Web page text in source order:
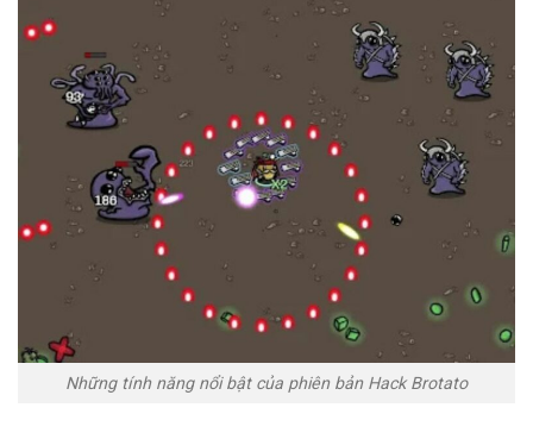
Những tính năng nổi bật của phiên bản Hack Brotato